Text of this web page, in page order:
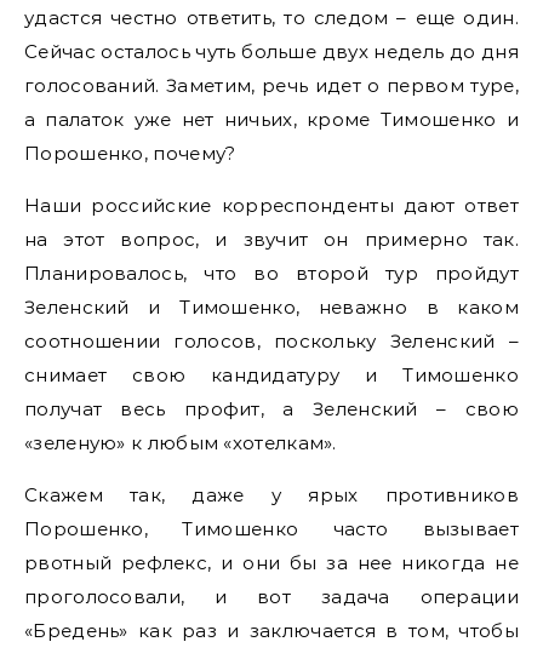
удастся честно ответить, то следом – еще один.
Сейчас осталось чуть больше двух недель до дня
голосований. Заметим, речь идет о первом туре,
а палаток уже нет ничьих, кроме Тимошенко и
Порошенко, почему?
Наши российские корреспонденты дают ответ
на этот вопрос, и звучит он примерно так.
Планировалось, что во второй тур пройдут
Зеленский и Тимошенко, неважно в каком
соотношении голосов, поскольку Зеленский –
снимает свою кандидатуру и Тимошенко
получат весь профит, а Зеленский – свою
«зеленую» к любым «хотелкам».
Скажем так, даже у ярых противников
Порошенко, Тимошенко часто вызывает
рвотный рефлекс, и они бы за нее никогда не
проголосовали, и вот задача операции
«Бредень» как раз и заключается в том, чтобы